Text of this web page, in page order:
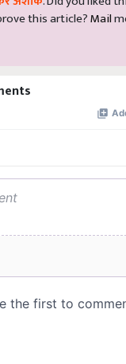
this article?Mail